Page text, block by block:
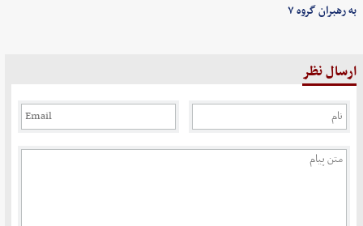
به رهبران گروه ۷
ارسال نظر